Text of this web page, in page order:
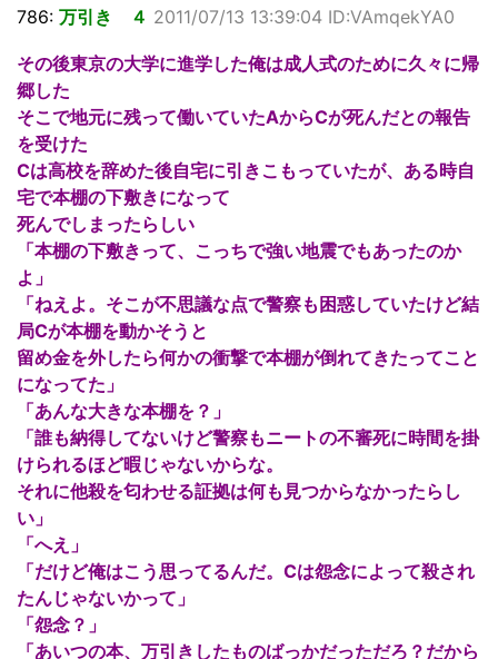
786: 万引き ４ 2011/07/13 13:39:04 ID:VAmqekYA0
その後東京の大学に進学した俺は成人式のために久々に帰
郷した
そこで地元に残って働いていたAからCが死んだとの報告
を受けた
Cは高校を辞めた後自宅に引きこもっていたが、ある時自
宅で本棚の下敷きになって
死んでしまったらしい
「本棚の下敷きって、こっちで強い地震でもあったのか
よ」
「ねえよ。そこが不思議な点で警察も困惑していたけど結
局Cが本棚を動かそうと
留め金を外したら何かの衝撃で本棚が倒れてきたってこと
になってた」
「あんな大きな本棚を？」
「誰も納得してないけど警察もニートの不審死に時間を掛
けられるほど暇じゃないからな。
それに他殺を匂わせる証拠は何も見つからなかったらし
い」
「へえ」
「だけど俺はこう思ってるんだ。Cは怨念によって殺され
たんじゃないかって」
「怨念？」
「あいつの本、万引きしたものばっかだっただろ？だから